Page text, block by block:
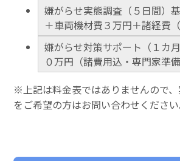
嫌がらせ実態調査（５日間）
＋車両機材費３万円＋諸経費（
嫌がらせ対策サポート（１カ
０万円（諸費用込・専門家準備
※上記は料金表ではありませんので
をご希望の方はお問い合わせください